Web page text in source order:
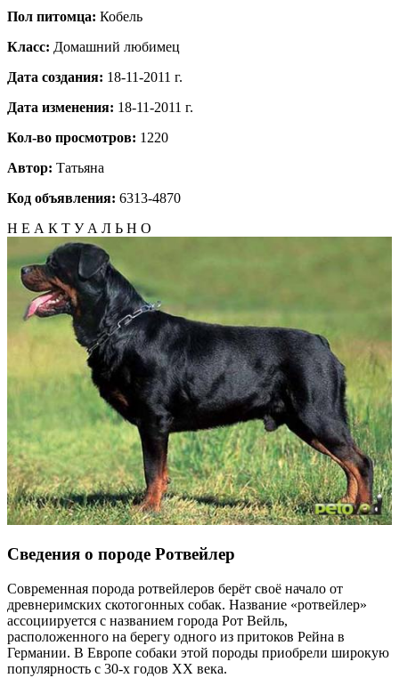
Пол питомца: Кобель
Класс: Домашний любимец
Дата создания: 18-11-2011 г.
Дата изменения: 18-11-2011 г.
Кол-во просмотров: 1220
Автор: Татьяна
Код объявления: 6313-4870
Н Е А К Т У А Л Ь Н О
Сведения о породе Ротвейлер
Современная порода ротвейлеров берёт своё начало от
древнеримских скотогонных собак. Название «ротвейлер»
ассоциируется с названием города Рот Вейль,
расположенного на берегу одного из притоков Рейна в
Германии. В Европе собаки этой породы приобрели широкую
популярность с 30-х годов ХХ века.